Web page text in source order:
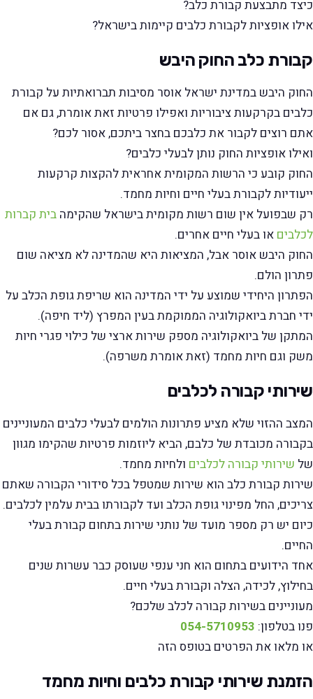
כיצד מתבצעת קבורת כלב?
אילו אופציות לקבורת כלבים קיימות בישראל?
קבורת כלב החוק היבש
החוק היבש במדינת ישראל אוסר מסיבות תברואתיות על קבורת
כלבים בקרקעות ציבוריות ואפילו פרטיות זאת אומרת, גם אם
אתם רוצים לקבור את כלבכם בחצר ביתכם, אסור לכם?
ואילו אופציות החוק נותן לבעלי כלבים?
החוק קובע כי הרשות המקומית אחראית להקצות קרקעות
ייעודיות לקבורת בעלי חיים וחיות מחמד.
רק שבפועל אין שום רשות מקומית בישראל שהקימה בית קברות
לכלבים או בעלי חיים אחרים.
החוק היבש אוסר אבל, המציאות היא שהמדינה לא מציאה שום
פתרון הולם.
הפתרון היחידי שמוצע על ידי המדינה הוא שריפת גופת הכלב על
ידי חברת ביואקולוגיה הממוקמת בעין המפרץ (ליד חיפה).
המתקן של ביואקולוגיה מספק שירות ארצי של כילוי פגרי חיות
משק וגם חיות מחמד (זאת אומרת משרפה).
שירותי קבורה לכלבים
המצב ההזוי שלא מציע פתרונות הולמים לבעלי כלבים המעוניינים
בקבורה מכובדת של כלבם, הביא ליוזמות פרטיות שהקימו מגוון
של שירותי קבורה לכלבים ולחיות מחמד.
שירות קבורת כלב הוא שירות שמטפל בכל סידורי הקבורה שאתם
צריכים, החל מפינוי גופת הכלב ועד לקבורתו בבית עלמין לכלבים.
כיום יש רק מספר מועד של נותני שירות בתחום קבורת בעלי
החיים.
אחד הידועים בתחום הוא חני ענפי שעוסק כבר עשרות שנים
בחילוץ, לכידה, הצלה וקבורת בעלי חיים.
מעוניינים בשירות קבורה לכלב שלכם?
פנו בטלפון: 054-5710953
או מלאו את הפרטים בטופס הזה
הזמנת שירותי קבורת כלבים וחיות מחמד